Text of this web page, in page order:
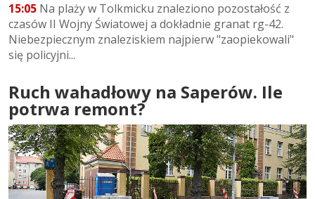
15:05 Na plaży w Tolkmicku znaleziono pozostałość z
czasów II Wojny Światowej a dokładnie granat rg-42.
Niebezpiecznym znaleziskiem najpierw "zaopiekowali"
się policyjni...
Ruch wahadłowy na Saperów. Ile
potrwa remont?